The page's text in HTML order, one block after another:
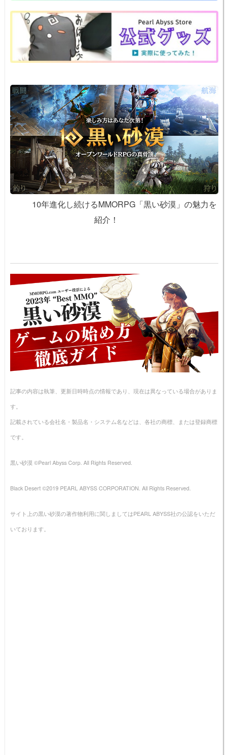
o
o
k
e n
k
10年進化し続けるMMORPG「黒い砂漠」の魅力を
紹介！
記事の内容は執筆、更新日時時点の情報であり、現在は異なっている場合がありま
す。
記載されている会社名・製品名・システム名などは、各社の商標、または登録商標
です。
黒い砂漠 ©Pearl Abyss Corp. All Rights Reserved.
Black Desert ©2019 PEARL ABYSS CORPORATION. All Rights Reserved.
サイト上の黒い砂漠の著作物利用に関しましてはPEARL ABYSS社の公認をいただ
いております。